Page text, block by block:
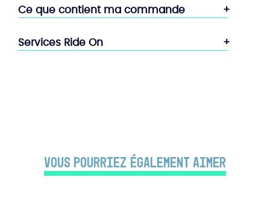
Ce que contient ma commande
Services Ride On
Vous pourriez également aimer